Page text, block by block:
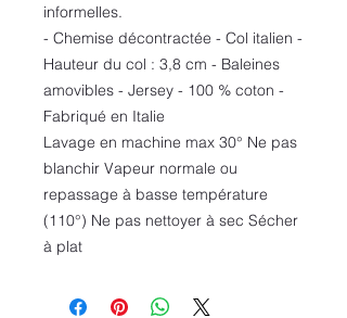
informelles.
- Chemise décontractée - Col italien -
Hauteur du col : 3,8 cm - Baleines
amovibles - Jersey - 100 % coton -
Fabriqué en Italie
Lavage en machine max 30° Ne pas
blanchir Vapeur normale ou
repassage à basse température
(110°) Ne pas nettoyer à sec Sécher
à plat